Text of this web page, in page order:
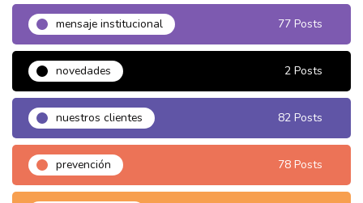
mensaje institucional 77 Posts
novedades 2 Posts
nuestros clientes 82 Posts
prevención 78 Posts